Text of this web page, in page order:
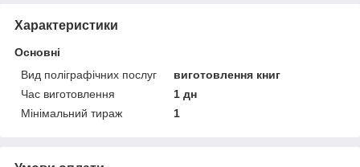
Характеристики
Основні
Вид поліграфічних послуг
виготовлення книг
Час виготовлення
1 дн
Мінімальний тираж
1